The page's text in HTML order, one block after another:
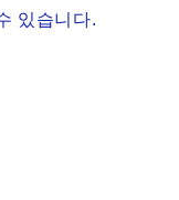
있습니다.